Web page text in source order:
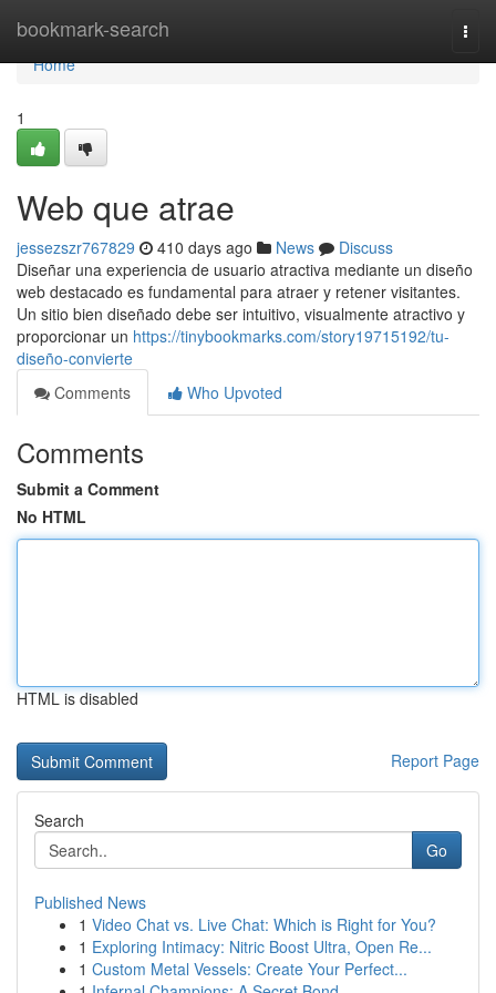
bookmark-search
Home
Home
1
Web que atrae
jessezszr767829 410 days ago News
Discuss
Diseñar una experiencia de usuario atractiva mediante un diseño
web destacado es fundamental para atraer y retener visitantes.
Un sitio bien diseñado debe ser intuitivo, visualmente atractivo y
proporcionar un https://tinybookmarks.com/story19715192/tu-
diseño-convierte
Comments
Who Upvoted
Comments
Submit a Comment
No HTML
HTML is disabled
Report Page
Search
Go
Published News
1 Video Chat vs. Live Chat: Which is Right for You?
1 Exploring Intimacy: Nitric Boost Ultra, Open Re...
1 Custom Metal Vessels: Create Your Perfect...